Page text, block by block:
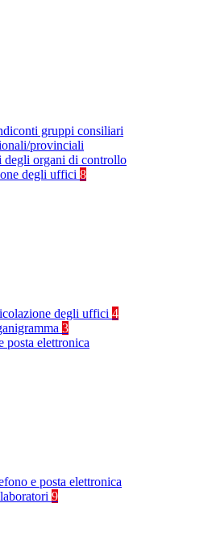
gruppi consiliari
provinciali
degli organi di controllo
degli uffici 8
degli uffici 4
3
posta elettronica
e posta elettronica
9